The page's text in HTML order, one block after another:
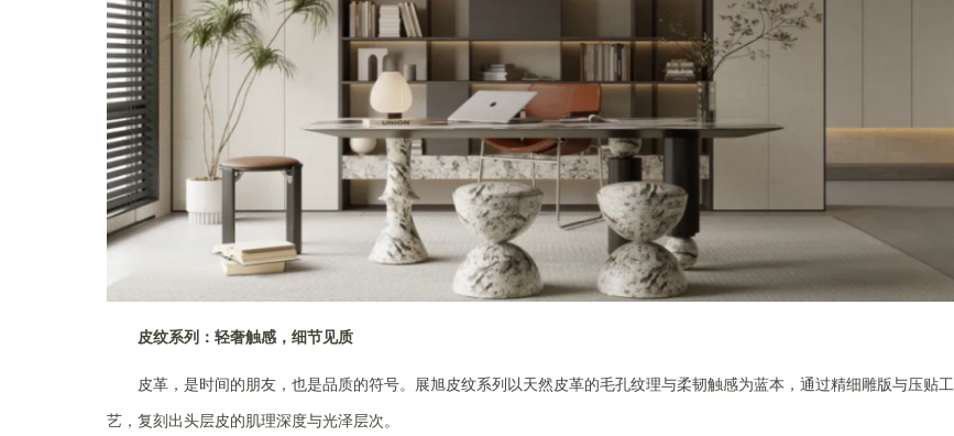
皮纹系列：轻奢触感，细节见质
皮革，是时间的朋友，也是品质的符号。展旭皮纹系列以天然皮革的毛孔纹理与柔韧触感为蓝本，通过精细雕版与压贴工
艺，复刻出头层皮的肌理深度与光泽层次。